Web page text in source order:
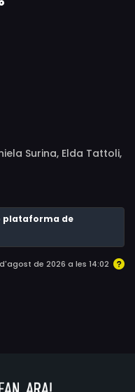
Surina, Elda Tattoli,
Trionfi, Claudio
Laura De
Mazzini, Francesco
Longanesi, Ondina
Bassi, Sandro
Luigi Vannini, Renato
plataforma de
de 2026 a les 14:02